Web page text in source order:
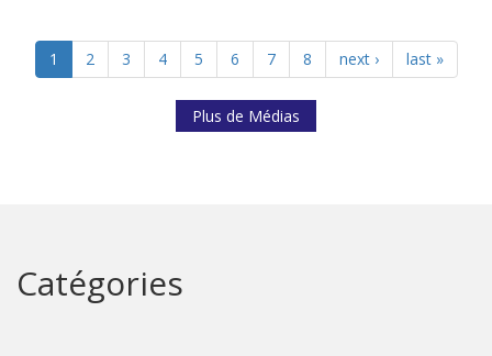
1 2 3 4 5 6 7 8 next › last »
Plus de Médias
Catégories